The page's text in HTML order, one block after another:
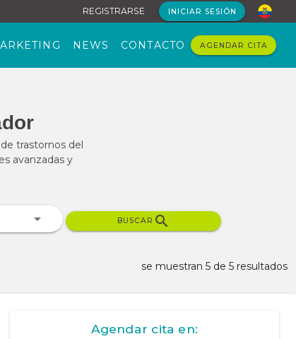
REGISTRARSE INICIAR SESIÓN
NEWS CONTACTO AGENDAR CITA
trastornos del
avanzadas y
BUSCAR
se muestran 5 de 5 resultados
Agendar cita en: